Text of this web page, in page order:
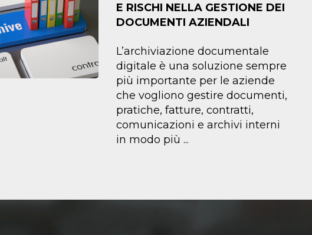
E RISCHI NELLA GESTIONE DEI
DOCUMENTI AZIENDALI
L’archiviazione documentale
digitale è una soluzione sempre
più importante per le aziende
che vogliono gestire documenti,
pratiche, fatture, contratti,
comunicazioni e archivi interni
in modo più ...